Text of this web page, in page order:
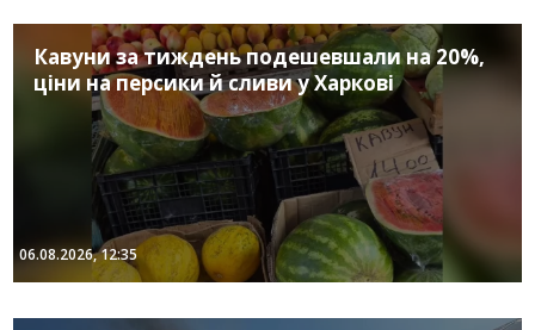
Кавуни за тиждень подешевшали на 20%,
ціни на персики й сливи у Харкові
06.08.2026, 12:35